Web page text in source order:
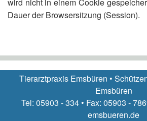
Dauer der Browsersitzung (Session).
Tierarztpraxis Emsbüren •
Emsbüren
Tel: 05903 - 334 • Fax: 05903 -
emsbueren.de